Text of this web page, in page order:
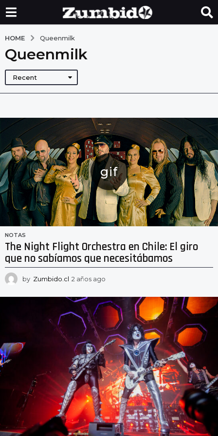
HOME Queenmilk
Queenmilk
Recent
NOTAS
The Night Flight Orchestra en Chile: El giro
que no sabíamos que necesitábamos
by Zumbido.cl 2 años ago
ñ
o
g
o